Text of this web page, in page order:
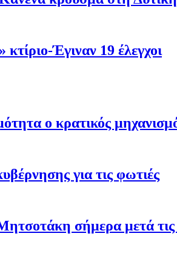
Έγιναν 19 έλεγχοι
ο κρατικός
για τις φωτιές
σήμερα μετά τις